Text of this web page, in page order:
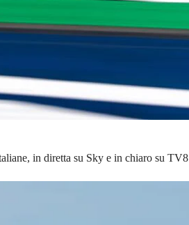
in diretta su Sky e in chiaro su TV8